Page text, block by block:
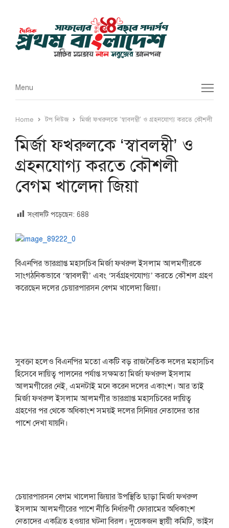
Menu
Menu
Home টপ নিউজ মির্জা ফখরুলকে ‘স্বাবলম্বী’ ও গ্রহনযোগ্য করতে কৌশলী বেগম
মির্জা ফখরুলকে ‘স্বাবলম্বী’ ও
গ্রহনযোগ্য করতে কৌশলী
বেগম খালেদা জিয়া
সংবাদটি পড়েছেন: 688
বিএনপির ভারপ্রাপ্ত মহাসচিব মির্জা ফখরুল ইসলাম আলমগীরকে
সাংগঠনিকভাবে ‘স্বাবলম্বী’ এবং ‘সর্বগ্রহণযোগ্য’ করতে কৌশল গ্রহণ
করেছেন দলের চেয়ারপারসন বেগম খালেদা জিয়া।
সুবক্তা হলেও বিএনপির মতো একটি বড় রাজনৈতিক দলের মহাসচিব
হিসেবে দায়িত্ব পালনের পর্যাপ্ত সক্ষমতা মির্জা ফখরুল ইসলাম
আলমগীরের নেই, এমনটাই মনে করেন দলের একাংশ। আর তাই
মির্জা ফখরুল ইসলাম আলমগীর ভারপ্রাপ্ত মহাসচিবের দায়িত্ব
গ্রহণের পর থেকে অধিকাংশ সময়ই দলের সিনিয়র নেতাদের তার
পাশে দেখা যায়নি।
চেয়ারপারসন বেগম খালেদা জিয়ার উপস্থিতি ছাড়া মির্জা ফখরুল
ইসলাম আলমগীরের পাশে নীতি নির্ধারণী ফোরামের অধিকাংশ
নেতাদের একত্রিত হওয়ার ঘটনা বিরল। দুয়েকজন স্থায়ী কমিটি, ভাইস